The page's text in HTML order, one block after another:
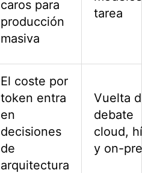
caros para
producción
masiva
tarea
El coste por
token entra
en
decisiones
de
arquitectura
Vuelta
debate
cloud,
y on-